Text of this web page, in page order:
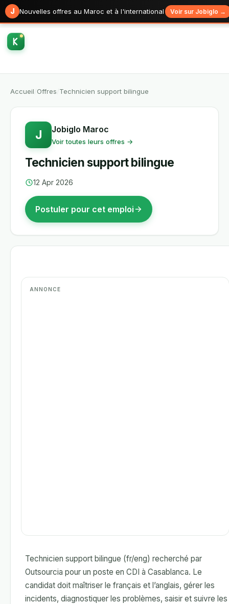
J Nouvelles offres au Maroc et à l'international Voir sur Jobiglo →
Accueil Offres Technicien support bilingue
J Jobiglo Maroc
Voir toutes leurs offres →
Technicien support bilingue
12 Apr 2026
Postuler pour cet emploi
Technicien support bilingue (fr/eng) recherché par
Outsourcia pour un poste en CDI à Casablanca. Le
candidat doit maîtriser le français et l’anglais, gérer les
incidents, diagnostiquer les problèmes, saisir et suivre les